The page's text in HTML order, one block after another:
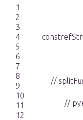
1
2
3
4
5
6
7
8
9
10
11
12
//
//